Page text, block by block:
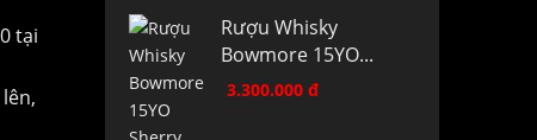
tại
Rượu Whisky
Bowmore 15YO...
3.300.000 đ